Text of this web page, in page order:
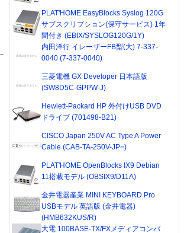
PLAT'HOME EasyBlocks Syslog 120G
サブスクリプション(保守サービス) 1年
間付き (EBIX/SYSLOG120G/1Y)
内田洋行 イレーザーFB型(大) 7-337-
0040 (7-337-0040)
三菱電機 GX Developer 日本語版
(SW8D5C-GPPW-J)
Hewlett-Packard HP 外付けUSB DVD
ドライブ (701498-B21)
CISCO Japan 250V AC Type A Power
Cable (CAB-TA-250V-JP=)
PLAT'HOME OpenBlocks IX9 Debian
11搭載モデル (OBSIX9/D11A)
金井電器産業 MINI KEYBOARD Pro
USBモデル 英語版 (金井電器)
(HMB632KUS/R)
大電 100BASE-TX/FXメディアコンバ